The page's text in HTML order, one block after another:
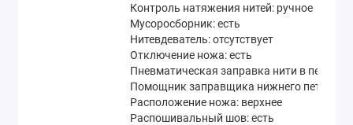
Контроль натяжения нитей: ручное
Мусоросборник:есть
Нитевдеватель:отсутствует
Отключение ножа:есть
Пневматическая заправка нити в
Помощник заправщика нижнего
Расположение ножа: верхнее
Распошивальный шов:есть